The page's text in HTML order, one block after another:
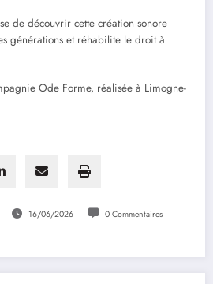
de découvrir cette création sonore
générations et réhabilite le droit à
Ode Forme, réalisée à Limogne-
16/06/2026 0 Commentaires